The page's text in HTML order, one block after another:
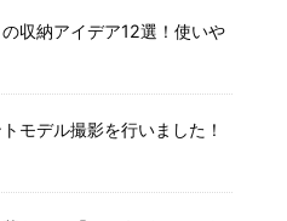
収納アイデア12選！使いや
モデル撮影を行いました！